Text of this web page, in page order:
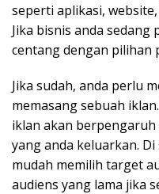
seperti aplikasi,
Jika bisnis anda
centang dengan pilihan
Jika sudah, anda perlu
memasang sebuah
iklan akan
yang anda keluarkan.
mudah memilih target
audiens yang lama jika